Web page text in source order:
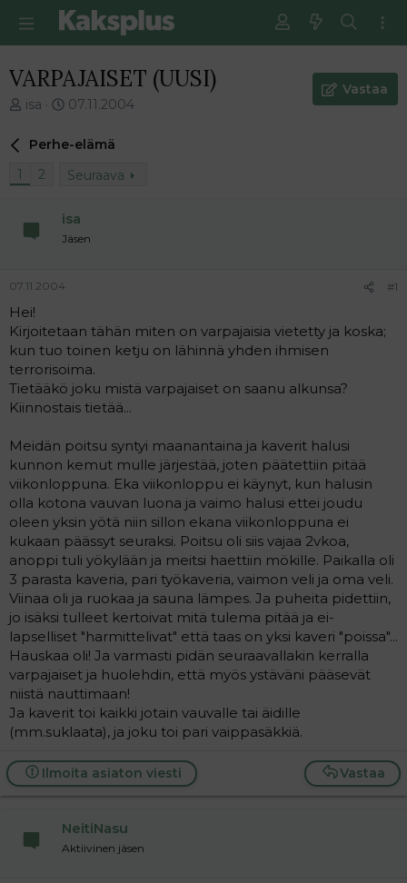
VARPAJAISET (UUSI)
V
e
i
e
t
n
a
l
o
t
t
a
a
isa
E
m
i
n
e
s
t
i
07.11.2004
Vastaa
Perhe-elämä
1
2 Seuraava
isa
Jäsen
07.11.2004 #1
Hei!
Kirjoitetaan tähän miten on varpajaisia vietetty ja koska;
kun tuo toinen ketju on lähinnä yhden ihmisen
terrorisoima.
Tietääkö joku mistä varpajaiset on saanu alkunsa?
Kiinnostais tietää...
Meidän poitsu syntyi maanantaina ja kaverit halusi
kunnon kemut mulle järjestää, joten päätettiin pitää
viikonloppuna. Eka viikonloppu ei käynyt, kun halusin
olla kotona vauvan luona ja vaimo halusi ettei joudu
oleen yksin yötä niin sillon ekana viikonloppuna ei
kukaan päässyt seuraksi. Poitsu oli siis vajaa 2vkoa,
anoppi tuli yökylään ja meitsi haettiin mökille. Paikalla oli
3 parasta kaveria, pari työkaveria, vaimon veli ja oma veli.
Viinaa oli ja ruokaa ja sauna lämpes. Ja puheita pidettiin,
jo isäksi tulleet kertoivat mitä tulema pitää ja ei-
lapselliset "harmittelivat" että taas on yksi kaveri "poissa"...
Hauskaa oli! Ja varmasti pidän seuraavallakin kerralla
varpajaiset ja huolehdin, että myös ystäväni pääsevät
niistä nauttimaan!
Ja kaverit toi kaikki jotain vauvalle tai äidille
(mm.suklaata), ja joku toi pari vaippasäkkiä.
Vastaa
Ilmoita asiaton viesti
NeitiNasu
Aktiivinen jäsen